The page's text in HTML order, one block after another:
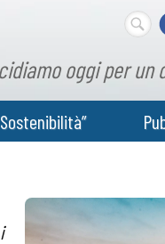
oggi per un